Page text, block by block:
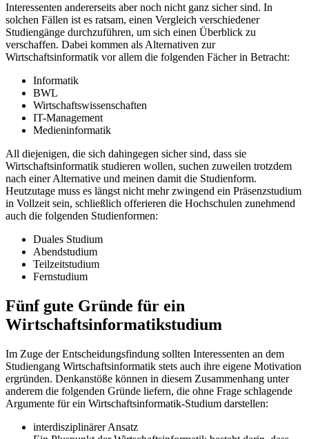
Interessenten andererseits aber noch nicht ganz sicher sind. In
solchen Fällen ist es ratsam, einen Vergleich verschiedener
Studiengänge durchzuführen, um sich einen Überblick zu
verschaffen. Dabei kommen als Alternativen zur
Wirtschaftsinformatik vor allem die folgenden Fächer in Betracht:
Informatik
BWL
Wirtschaftswissenschaften
IT-Management
Medieninformatik
All diejenigen, die sich dahingegen sicher sind, dass sie
Wirtschaftsinformatik studieren wollen, suchen zuweilen trotzdem
nach einer Alternative und meinen damit die Studienform.
Heutzutage muss es längst nicht mehr zwingend ein Präsenzstudium
in Vollzeit sein, schließlich offerieren die Hochschulen zunehmend
auch die folgenden Studienformen:
Duales Studium
Abendstudium
Teilzeitstudium
Fernstudium
Fünf gute Gründe für ein
Wirtschaftsinformatikstudium
Im Zuge der Entscheidungsfindung sollten Interessenten an dem
Studiengang Wirtschaftsinformatik stets auch ihre eigene Motivation
ergründen. Denkanstöße können in diesem Zusammenhang unter
anderem die folgenden Gründe liefern, die ohne Frage schlagende
Argumente für ein Wirtschaftsinformatik-Studium darstellen:
interdisziplinärer Ansatz